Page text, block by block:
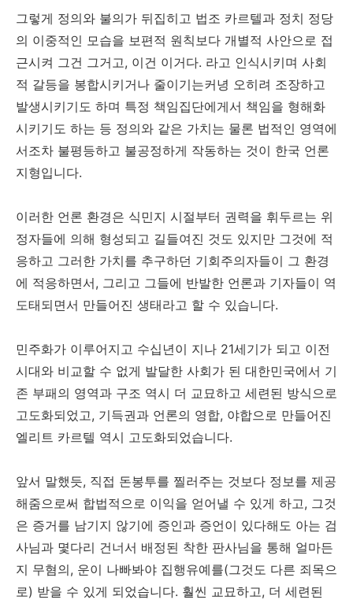
그렇게 정의와 불의가 뒤집히고 법조 카르텔과 정치 정당
의 이중적인 모습을 보편적 원칙보다 개별적 사안으로 접
근시켜 그건 그거고, 이건 이거다. 라고 인식시키며 사회
적 갈등을 봉합시키거나 줄이기는커녕 오히려 조장하고
발생시키기도 하며 특정 책임집단에게서 책임을 형해화
시키기도 하는 등 정의와 같은 가치는 물론 법적인 영역에
서조차 불평등하고 불공정하게 작동하는 것이 한국 언론
지형입니다.
이러한 언론 환경은 식민지 시절부터 권력을 휘두르는 위
정자들에 의해 형성되고 길들여진 것도 있지만 그것에 적
응하고 그러한 가치를 추구하던 기회주의자들이 그 환경
에 적응하면서, 그리고 그들에 반발한 언론과 기자들이 역
도태되면서 만들어진 생태라고 할 수 있습니다.
민주화가 이루어지고 수십년이 지나 21세기가 되고 이전
시대와 비교할 수 없게 발달한 사회가 된 대한민국에서 기
존 부패의 영역과 구조 역시 더 교묘하고 세련된 방식으로
고도화되었고, 기득권과 언론의 영합, 야합으로 만들어진
엘리트 카르텔 역시 고도화되었습니다.
앞서 말했듯, 직접 돈봉투를 찔러주는 것보다 정보를 제공
해줌으로써 합법적으로 이익을 얻어낼 수 있게 하고, 그것
은 증거를 남기지 않기에 증인과 증언이 있다해도 아는 검
사님과 몇다리 건너서 배정된 착한 판사님을 통해 얼마든
지 무혐의, 운이 나빠봐야 집행유예를(그것도 다른 죄목으
로) 받을 수 있게 되었습니다. 훨씬 교묘하고, 더 세련된